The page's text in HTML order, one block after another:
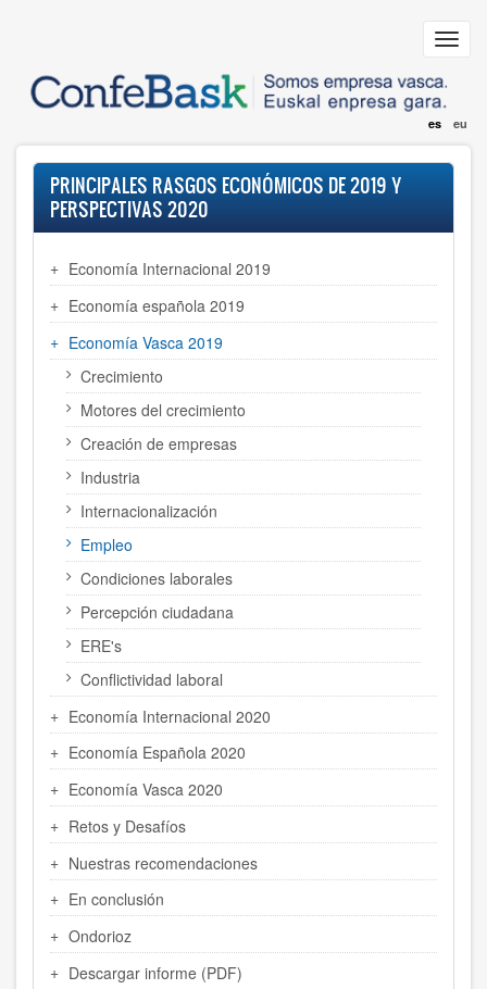
principal
es eu
PRINCIPALES RASGOS ECONÓMICOS DE 2019 Y
PERSPECTIVAS 2020
Economía Internacional 2019
Economía española 2019
Economía Vasca 2019
Crecimiento
Motores del crecimiento
Creación de empresas
Industria
Internacionalización
Empleo
Condiciones laborales
Percepción ciudadana
ERE's
Conflictividad laboral
Economía Internacional 2020
Economía Española 2020
Economía Vasca 2020
Retos y Desafíos
Nuestras recomendaciones
En conclusión
Ondorioz
Descargar informe (PDF)